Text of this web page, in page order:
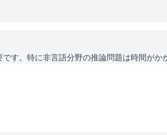
す。特に非言語分野の推論問題は時間が